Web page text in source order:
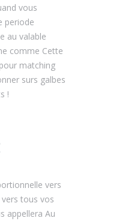
vous
periode
au valable
comme Cette
matching
surs galbes
!
vers
tous vos
appellera Au